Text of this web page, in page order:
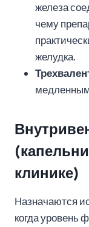
железа
чему
желудка.
клинике)
Назначаются
когда уровень